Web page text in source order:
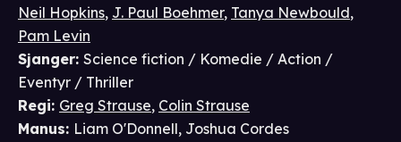
Neil Hopkins, J. Paul Boehmer, Tanya Newbould,
Pam Levin
Sjanger: Science fiction / Komedie / Action /
Eventyr / Thriller
Regi: Greg Strause, Colin Strause
Manus: Liam O'Donnell, Joshua Cordes